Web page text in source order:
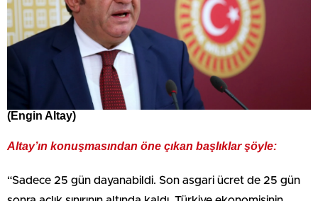
(Engin Altay)
Altay’ın konuşmasından öne çıkan başlıklar şöyle:
“Sadece 25 gün dayanabildi. Son asgari ücret de 25 gün